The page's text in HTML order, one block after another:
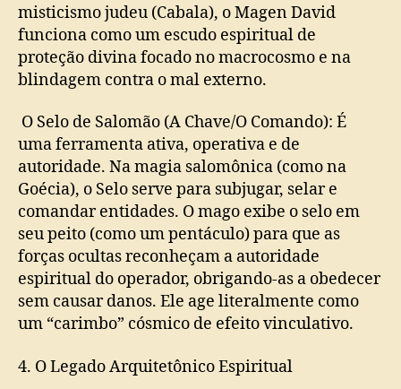
misticismo judeu (Cabala), o Magen David
funciona como um escudo espiritual de
proteção divina focado no macrocosmo e na
blindagem contra o mal externo.
O Selo de Salomão (A Chave/O Comando): É
uma ferramenta ativa, operativa e de
autoridade. Na magia salomônica (como na
Goécia), o Selo serve para subjugar, selar e
comandar entidades. O mago exibe o selo em
seu peito (como um pentáculo) para que as
forças ocultas reconheçam a autoridade
espiritual do operador, obrigando-as a obedecer
sem causar danos. Ele age literalmente como
um “carimbo” cósmico de efeito vinculativo.
4. O Legado Arquitetônico Espiritual